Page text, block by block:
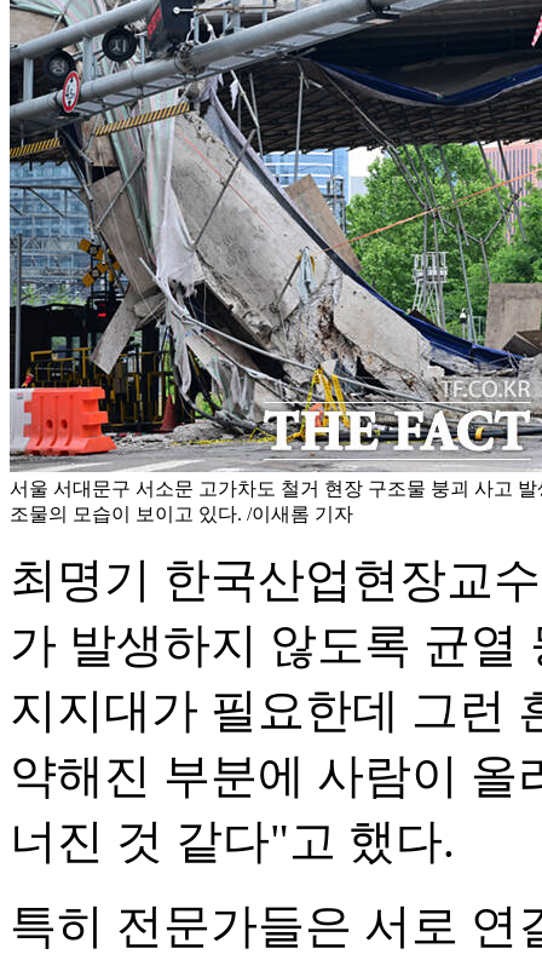
서울 서대문구 서소문 고가차도 철거 현장 구조물 붕괴 사고
조물의 모습이 보이고 있다. /이새롬 기자
최명기 한국산업현장교
가 발생하지 않도록 균열
지지대가 필요한데 그런
약해진 부분에 사람이
너진 것 같다"고 했다.
특히 전문가들은 서로 연